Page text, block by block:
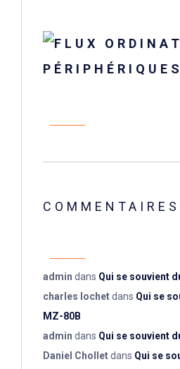
PÉRIPHÉRIQUES
admin dans Qui se souvient
charles lochetdans Qui se
MZ-80B
admin dans Qui se souvient
Daniel Cholletdans Qui se